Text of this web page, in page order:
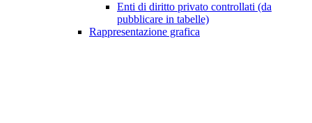
Enti di diritto privato controllati (da
pubblicare in tabelle)
Rappresentazione grafica